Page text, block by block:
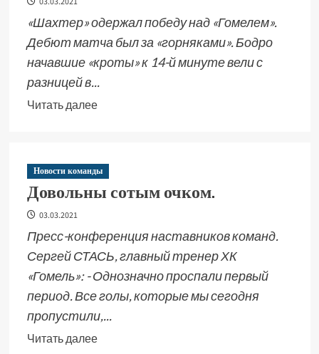
«Шахтер» одержал победу над «Гомелем».
Дебют матча был за «горняками». Бодро
начавшие «кроты» к 14-й минуте вели с
разницей в...
Читать далее
Новости команды
Довольны сотым очком.
03.03.2021
Пресс-конференция наставников команд.
Сергей СТАСЬ, главный тренер ХК
«Гомель»: - Однозначно проспали первый
период. Все голы, которые мы сегодня
пропустили,...
Читать далее